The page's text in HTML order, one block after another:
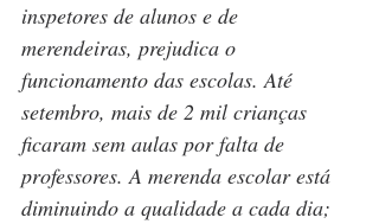
inspetores de alunos e de
merendeiras, prejudica o
funcionamento das escolas. Até
setembro, mais de 2 mil crianças
ficaram sem aulas por falta de
professores. A merenda escolar está
diminuindo a qualidade a cada dia;